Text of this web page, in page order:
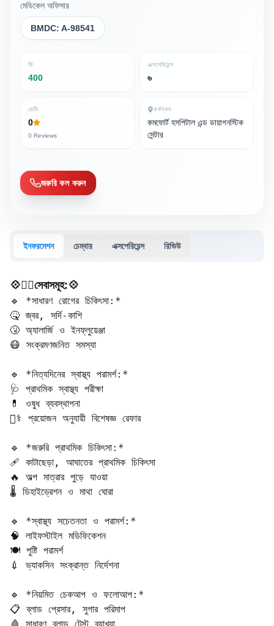
মেডিকেল অফিসার
BMDC: A-98541
ফি
400
এক্সপেরিয়েন্স
৬
রেটিং
0
0 Reviews
কর্মস্থল
কমফোর্ট হসপিটাল এন্ড ডায়াগনস্টিক
সেন্টার
জরুরি কল করুন
ইনফরমেশন চেম্বার এক্সপেরিয়েন্স রিভিউ
💠🧑‍⚕️সেবাসমূহ:💠
🔹 *সাধারণ রোগের চিকিৎসা:*
🤒 জ্বর, সর্দি-কাশি
🤧 অ্যালার্জি ও ইনফ্লুয়েঞ্জা
😷 সংক্রমণজনিত সমস্যা
🔹 *নিত্যদিনের স্বাস্থ্য পরামর্শ:*
🩺 প্রাথমিক স্বাস্থ্য পরীক্ষা
💊 ওষুধ ব্যবস্থাপনা
👨‍⚕️ প্রয়োজন অনুযায়ী বিশেষজ্ঞ রেফার
🔹 *জরুরি প্রাথমিক চিকিৎসা:*
🩹 কাটাছেড়া, আঘাতের প্রাথমিক চিকিৎসা
🔥 অল্প মাত্রার পুড়ে যাওয়া
🌡️ ডিহাইড্রেশন ও মাথা ঘোরা
🔹 *স্বাস্থ্য সচেতনতা ও পরামর্শ:*
🧠 লাইফস্টাইল মডিফিকেশন
🍽️ পুষ্টি পরামর্শ
💉 ভ্যাকসিন সংক্রান্ত নির্দেশনা
🔹 *নিয়মিত চেকআপ ও ফলোআপ:*
📋 ব্লাড প্রেসার, সুগার পরিমাপ